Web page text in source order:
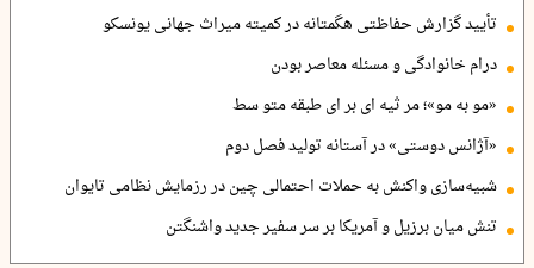
تأیید گزارش حفاظتی هگمتانه در کمیته میراث جهانی یونسکو
درام خانوادگی و مسئله معاصر بودن
«مو به مو»؛ مر ثیه ای بر ای طبقه متو سط
«آژانس دوستی» در آستانه تولید فصل دوم
شبیه‌سازی واکنش به حملات احتمالی چین در رزمایش نظامی تایوان
تنش میان برزیل و آمریکا بر سر سفیر جدید واشنگتن